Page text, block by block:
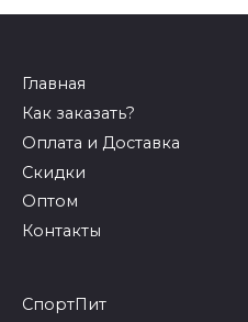
Главная
Как заказать?
Оплата и Доставка
Скидки
Оптом
Контакты
СпортПит